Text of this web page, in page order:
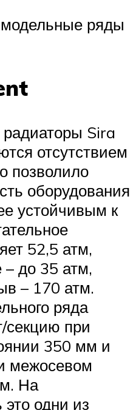
ряды
Sira
отсутствием
позволило
оборудования
устойчивым к
52,5 атм,
– до 35 атм,
– 170 атм.
ряда
секцию при
350 мм и
межосевом
На
одни из